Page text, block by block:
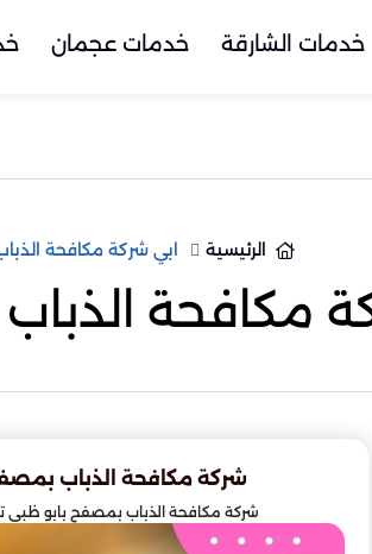
خدمات الشارقة خدمات عجمان
الرئيسية ابي شركة مكافحة
مكافحة
شركة مكافحة الذباب
شركة مكافحة الذباب بمصفح بابو ظبي